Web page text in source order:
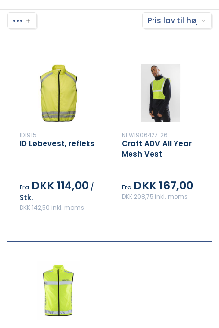
••• Pris lav til høj
ID1915
ID Løbevest, refleks
Fra DKK 114,00 /
Stk.
DKK 142,50 inkl. moms
NEW1906427-26
Craft ADV All Year
Mesh Vest
Fra DKK 167,00
DKK 208,75 inkl. moms